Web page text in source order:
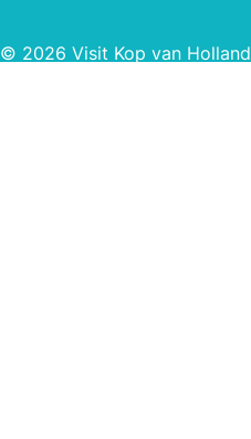
© 2026 Visit Kop van Holland